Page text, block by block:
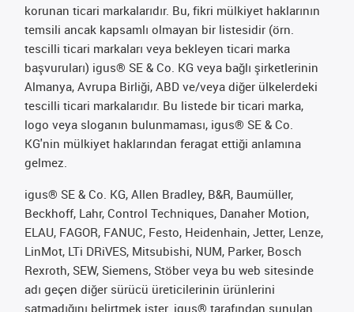
korunan ticari markalarıdır. Bu, fikri mülkiyet haklarının
temsili ancak kapsamlı olmayan bir listesidir (örn.
tescilli ticari markaları veya bekleyen ticari marka
başvuruları) igus® SE & Co. KG veya bağlı şirketlerinin
Almanya, Avrupa Birliği, ABD ve/veya diğer ülkelerdeki
tescilli ticari markalarıdır. Bu listede bir ticari marka,
logo veya sloganın bulunmaması, igus® SE & Co.
KG'nin mülkiyet haklarından feragat ettiği anlamına
gelmez.
igus® SE & Co. KG, Allen Bradley, B&R, Baumüller,
Beckhoff, Lahr, Control Techniques, Danaher Motion,
ELAU, FAGOR, FANUC, Festo, Heidenhain, Jetter, Lenze,
LinMot, LTi DRiVES, Mitsubishi, NUM, Parker, Bosch
Rexroth, SEW, Siemens, Stöber veya bu web sitesinde
adı geçen diğer sürücü üreticilerinin ürünlerini
satmadığını belirtmek ister. igus® tarafından sunulan